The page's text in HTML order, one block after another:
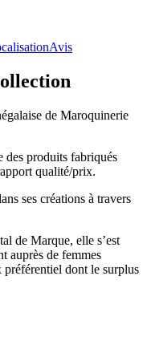
Avis
de Maroquinerie
des produits fabriqués
qualité/prix.
ses créations à travers
de Marque, elle s’est
auprès de femmes
préférentiel dont le surplus